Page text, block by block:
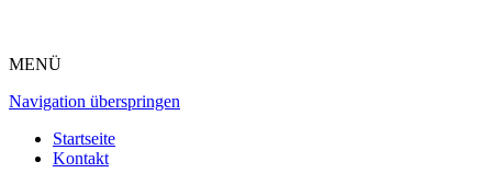
MENÜ
Navigation überspringen
Startseite
Kontakt